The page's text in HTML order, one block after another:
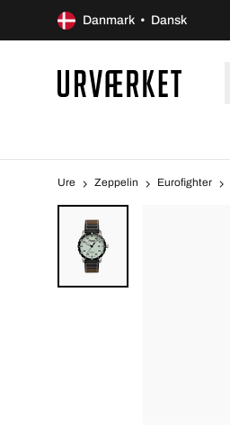
Danmark • Dansk
Ure Zeppelin Eurofighter